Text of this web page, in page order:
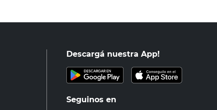
Descargá nuestra App!
Seguinos en